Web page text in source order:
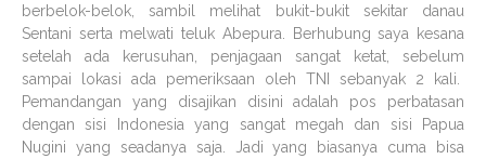
berbelok-belok, sambil melihat bukit-bukit sekitar danau
Sentani serta melwati teluk Abepura. Berhubung saya kesana
setelah ada kerusuhan, penjagaan sangat ketat, sebelum
sampai lokasi ada pemeriksaan oleh TNI sebanyak 2 kali.
Pemandangan yang disajikan disini adalah pos perbatasan
dengan sisi Indonesia yang sangat megah dan sisi Papua
Nugini yang seadanya saja. Jadi yang biasanya cuma bisa